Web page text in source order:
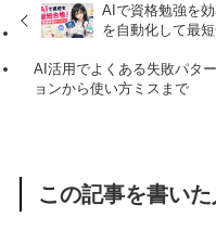
AIで資格勉強を
を自動化して最
AI活用でよくある失敗パタ
ョンから使い方ミスまで
この記事を書いた